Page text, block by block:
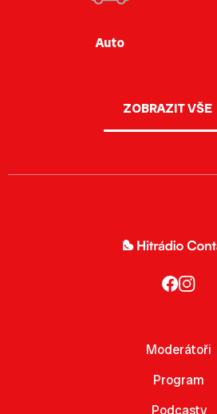
Auto
ZOBRAZIT VŠE
Moderátoři
Program
Podcasty